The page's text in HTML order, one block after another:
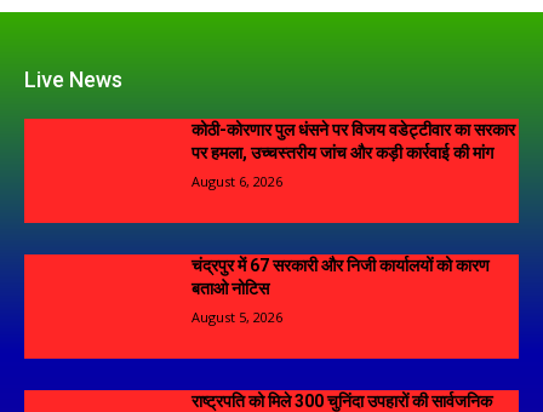
Live News
कोठी-कोरणार पुल धंसने पर विजय वडेट्टीवार का सरकार
पर हमला, उच्चस्तरीय जांच और कड़ी कार्रवाई की मांग
August 6, 2026
चंद्रपुर में 67 सरकारी और निजी कार्यालयों को कारण
बताओ नोटिस
August 5, 2026
राष्ट्रपति को मिले 300 चुनिंदा उपहारों की सार्वजनिक